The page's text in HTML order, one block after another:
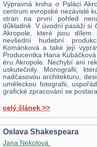
Výpravná kniha o Paláci
centrum evropské nezávislé
stran na první pohled
důkladně. V úvodní pasáži si
Akropole, které jsou dílem
nevšední hudební
Kománková a také její
Producentka Hana
éru Akropole. Nechybí ani
uskutečnily. Monografii,
nadčasovou architekturu,
uměleckou fotografii,
grafické zpracování se
celý článek >>
Oslava Shakespeara
Jana Nekolová